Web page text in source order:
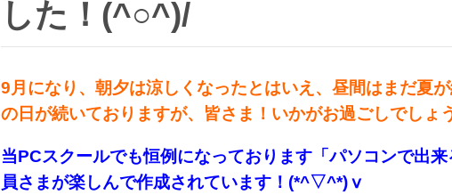
した！(^○^)/
9月になり、朝夕は涼しくなったとはいえ、昼間はまだ夏
の日が続いておりますが、皆さま！いかがお過ごしでしょ
当PCスクールでも恒例になっております「パソコンで出
員さまが楽しんで作成されています！(*^▽^*)ⅴ